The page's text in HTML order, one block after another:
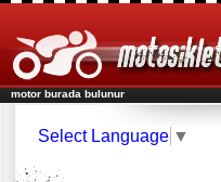
motor burada bulunur
Select Language ▼